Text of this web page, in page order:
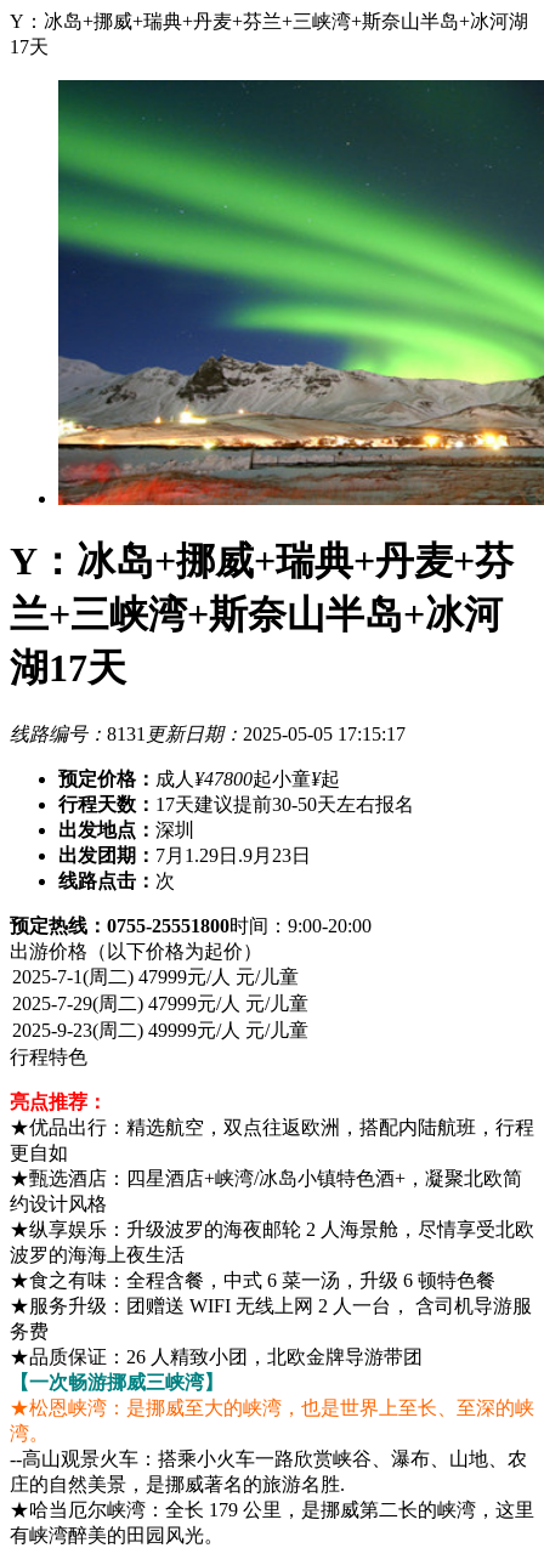
Y：冰岛+挪威+瑞典+丹麦+芬兰+三峡湾+斯奈山半岛+冰河湖
17天
Y：冰岛+挪威+瑞典+丹麦+芬
兰+三峡湾+斯奈山半岛+冰河
湖17天
线路编号： 8131 更新日期： 2025-05-05 17:15:17
预定价格： 成人 ¥47800起小童¥起
行程天数： 17天建议提前30-50天左右报名
出发地点： 深圳
出发团期： 7月1.29日.9月23日
线路点击： 次
预定热线：0755-25551800时间：9:00-20:00
出游价格 （以下价格为起价）
行程特色
亮点推荐：
★优品出行：精选航空，双点往返欧洲，搭配内陆航班，行程
更自如
★甄选酒店：四星酒店+峡湾/冰岛小镇特色酒+，凝聚北欧简
约设计风格
★纵享娱乐：升级波罗的海夜邮轮 2 人海景舱，尽情享受北欧
波罗的海海上夜生活
★食之有味：全程含餐，中式 6 菜一汤，升级 6 顿特色餐
★服务升级：团赠送 WIFI 无线上网 2 人一台， 含司机导游服
务费
★品质保证：26 人精致小团，北欧金牌导游带团
【一次畅游挪威三峡湾】
★松恩峡湾：是挪威至大的峡湾，也是世界上至长、至深的峡
湾。
--高山观景火车：搭乘小火车一路欣赏峡谷、瀑布、山地、农
庄的自然美景，是挪威著名的旅游名胜.
★哈当厄尔峡湾：全长 179 公里，是挪威第二长的峡湾，这里
有峡湾醉美的田园风光。